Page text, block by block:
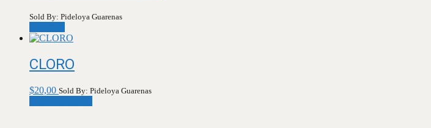
Sold By: Pideloya Guarenas
CLORO
$20,00 Sold By: Pideloya Guarenas